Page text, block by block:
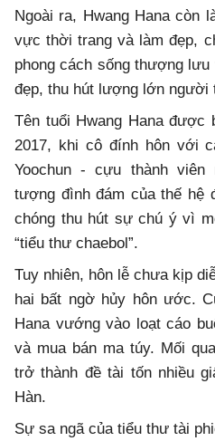
Ngoài ra, Hwang Hana còn
vực thời trang và làm đẹp,
phong cách sống thượng
đẹp, thu hút lượng lớn người
Tên tuổi Hwang Hana được
2017, khi cô đính hôn với
Yoochun - cựu thành
tượng đình đám của thế hệ
chóng thu hút sự chú ý vì
“tiểu thư chaebol”.
Tuy nhiên, hôn lễ chưa kịp
hai bất ngờ hủy hôn ước.
Hana vướng vào loạt cáo
và mua bán ma túy. Mối
trở thành đề tài tốn nhiều
Hàn.
Sự sa ngã của tiểu thư tài